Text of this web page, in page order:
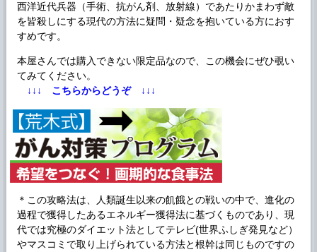
西洋近代兵器（手術、抗がん剤、放射線）であたりかまわず敵
を皆殺しにする現代の方法に疑問・疑念を抱いている方におす
すめです。
本屋さんでは購入できない限定品なので、この機会にぜひ覗い
てみてください。
↓↓↓ こちらからどうぞ ↓↓↓
＊この攻略法は、人類誕生以来の飢餓との戦いの中で、進化の
過程で獲得したあるエネルギー獲得法に基づくものであり、現
代では究極のダイエット法としてテレビ(世界ふしぎ発見など）
やマスコミで取り上げられている方法と根幹は同じものですの